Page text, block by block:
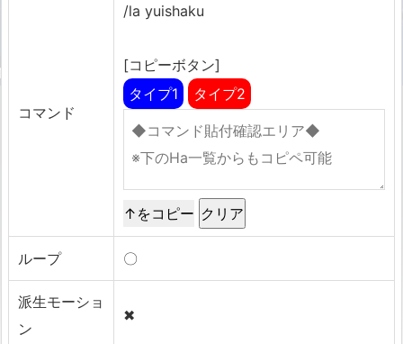
コマンド
/la yuishaku
[コピーボタン]
タイプ1
タイプ2
↑をコピー
ループ 〇
派生モーショ
ン
✖